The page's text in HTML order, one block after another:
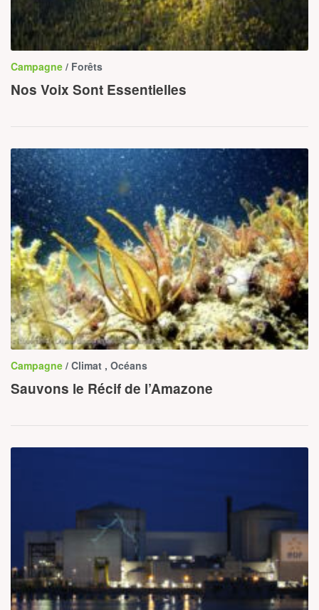
Campagne / Forêts
Nos Voix Sont Essentielles
Campagne / Climat , Océans
Sauvons le Récif de l’Amazone